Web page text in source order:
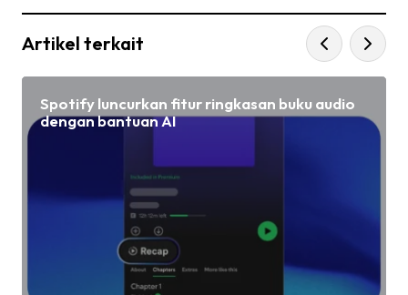
Artikel terkait
Spotify luncurkan fitur ringkasan buku audio
dengan bantuan AI